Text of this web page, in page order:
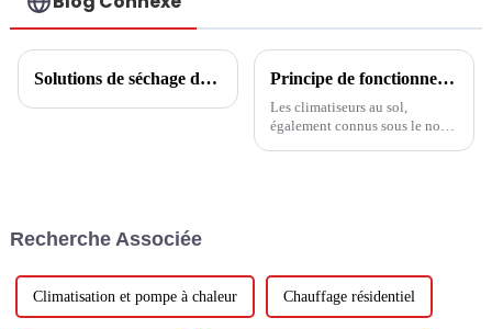
Solutions de séchage de céréales et de fruits Principe de fonctionnement des climatiseurs au sol
Les climatiseurs au sol,
également connus sous le nom
Recherche Associée
Climatisation et pompe à chaleur Chauffage résidentiel